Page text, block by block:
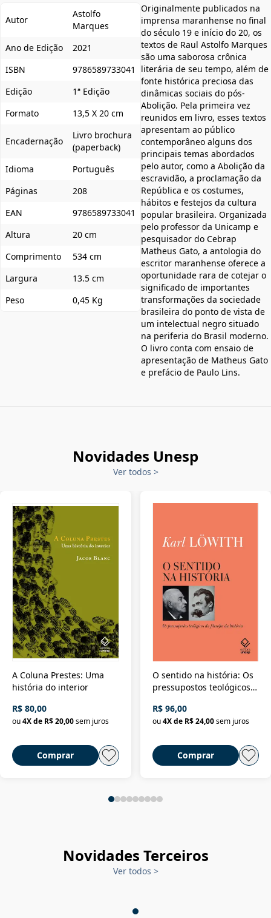
Autor
Astolfo
Marques
Ano de Edição
2021
ISBN
9786589733041
Edição
1ª Edição
Formato
13,5 X 20 cm
Encadernação
Livro brochura
(paperback)
Idioma
Português
Páginas
208
EAN
9786589733041
Altura
20 cm
Comprimento
534 cm
Largura
13.5 cm
Peso
0,45 Kg
Originalmente publicados na
imprensa maranhense no final
do século 19 e início do 20, os
textos de Raul Astolfo Marques
são uma saborosa crônica
literária de seu tempo, além de
fonte histórica preciosa das
dinâmicas sociais do pós-
Abolição. Pela primeira vez
reunidos em livro, esses textos
apresentam ao público
contemporâneo alguns dos
principais temas abordados
pelo autor, como a Abolição da
escravidão, a proclamação da
República e os costumes,
hábitos e festejos da cultura
popular brasileira. Organizada
pelo professor da Unicamp e
pesquisador do Cebrap
Matheus Gato, a antologia do
escritor maranhense oferece a
oportunidade rara de cotejar o
significado de importantes
transformações da sociedade
brasileira do ponto de vista de
um intelectual negro situado
na periferia do Brasil moderno.
O livro conta com ensaio de
apresentação de Matheus Gato
e prefácio de Paulo Lins.
Novidades Unesp
Ver todos >
A Coluna Prestes: Uma
história do interior
R$ 80,00
ou4X de R$ 20,00sem juros
Comprar
O sentido na história: Os
pressupostos teológicos
R$ 96,00
ou 4X de R$ 24,00 sem juros
Comprar
Novidades Terceiros
Ver todos >